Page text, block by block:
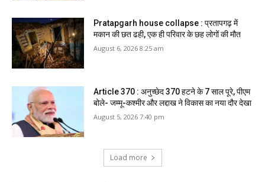
Pratapgarh house collapse : प्रतापगढ़ में
मकान की छत ढही, एक ही परिवार के छह लोगों की मौत
August 6, 2026 8:25 am
Article 370 : अनुच्छेद 370 हटने के 7 साल पूरे, पीएम
बोले- जम्मू-कश्मीर और लद्दाख ने विकास का नया दौर देखा
August 5, 2026 7:40 pm
Load more